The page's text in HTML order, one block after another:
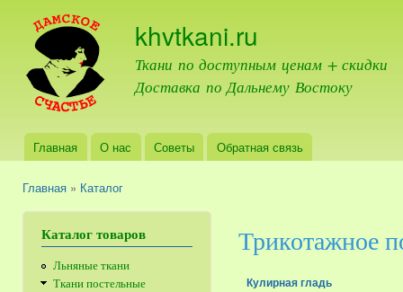
khvtkani.ru
Ткани по доступным ценам + скидки
Доставка по Дальнему Востоку
Главное меню
Главная О нас Советы Обратная связь
Главная » Каталог
Каталог товаров
Льняные ткани
Ткани постельные
Трикотажное
Кулирная гладь